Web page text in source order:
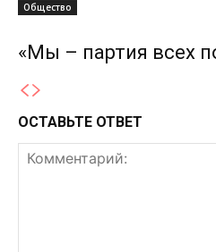
Общество
«Мы – партия всех
ОСТАВЬТЕ ОТВЕТ